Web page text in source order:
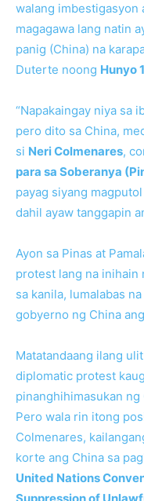
walang imbestigasyon
magagawa lang natin
panig (China) na
Duterte noong Hunyo
“Napakaingay niya sa
pero dito sa China,
si Neri Colmenares,
para sa Soberanya
payag siyang
dahil ayaw tanggapin
Ayon sa Pinas at
protest lang na inihain
sa kanila, lumalabas
gobyerno ng China
Matatandaang ilang
diplomatic protest
pinanghihimasukan
Pero wala rin itong
Colmenares,
korte ang China sa
United Nations